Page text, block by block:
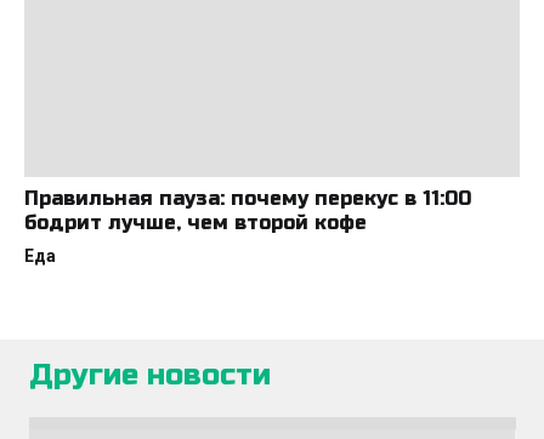
Правильная пауза: почему перекус в 11:00
бодрит лучше, чем второй кофе
Еда
Другие новости